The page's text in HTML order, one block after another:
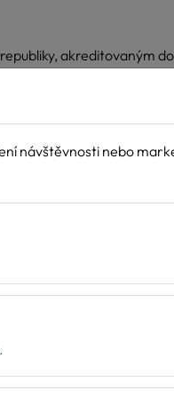
akreditovaným
službu v
Sb., o dobrovolnické
a na část nákladů
podle zákona o
na které žádají o
právní ochrany a
návštěvnosti nebo